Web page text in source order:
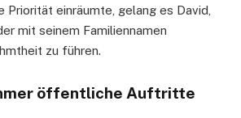
Priorität einräumte, gelang es David,
mit seinem Familiennamen
zu führen.
öffentliche Auftritte